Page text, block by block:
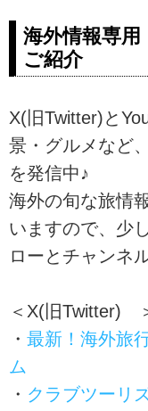
海外情報専
ご紹介
X(旧Twitter)と
景・グルメなど
を発信中♪
海外の旬な旅情
いますので、少
ローとチャンネ
＜X(旧Twitter)
・ 最新！海外旅
ム
・ クラブツーリ